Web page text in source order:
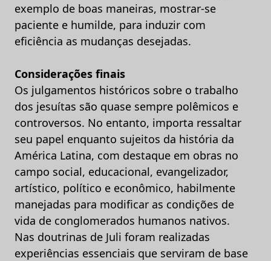
exemplo de boas maneiras, mostrar-se
paciente e humilde, para induzir com
eficiência as mudanças desejadas.
Considerações finais
Os julgamentos históricos sobre o trabalho
dos jesuítas são quase sempre polêmicos e
controversos. No entanto, importa ressaltar
seu papel enquanto sujeitos da história da
América Latina, com destaque em obras no
campo social, educacional, evangelizador,
artístico, político e econômico, habilmente
manejadas para modificar as condições de
vida de conglomerados humanos nativos.
Nas doutrinas de Juli foram realizadas
experiências essenciais que serviram de base